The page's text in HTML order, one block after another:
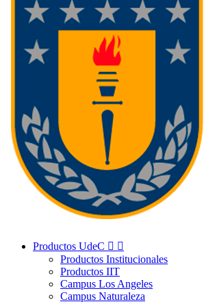
Productos UdeC  
Productos Institucionales
Productos IIT
Campus Los Angeles
Campus Naturaleza